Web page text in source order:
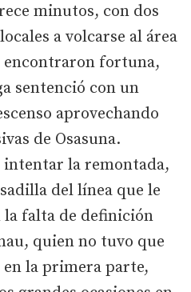
minutos, con dos
a volcarse al área
encontraron fortuna,
sentenció con un
aprovechando
de Osasuna.
intentar la remontada,
del línea que le
la falta de definición
quien no tuvo que
la primera parte,